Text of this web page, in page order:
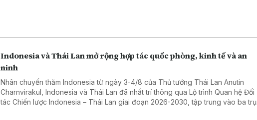
Indonesia và Thái Lan mở rộng hợp tác quốc phòng, kinh tế và an
ninh
Nhân chuyến thăm Indonesia từ ngày 3-4/8 của Thủ tướng Thái Lan Anutin
Charnvirakul, Indonesia và Thái Lan đã nhất trí thông qua Lộ trình Quan hệ Đối
tác Chiến lược Indonesia – Thái Lan giai đoạn 2026-2030, tập trung vào ba trụ